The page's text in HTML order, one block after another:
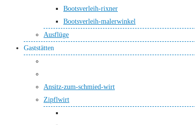
Bootsverleih-rixner
Bootsverleih-malerwinkel
Ausflüge
Gaststätten
Ansitz-zum-schmied-wirt
Zipflwirt